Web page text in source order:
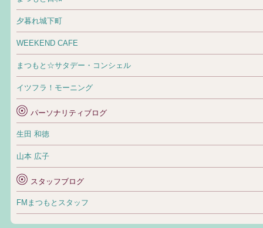
夕暮れ城下町
WEEKEND CAFE
まつもと☆サタデー・コンシェル
イツフラ！モーニング
パーソナリティブログ
生田 和徳
山本 広子
スタッフブログ
FMまつもとスタッフ